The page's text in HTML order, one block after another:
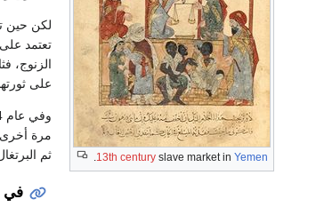
13th century slave market in Yemen
لكن حين
الزنوج،
على
مرة أخرى
ثم
في